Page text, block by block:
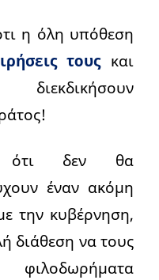
η όλη υπόθεση
τουςκαι
ότι δεν θα
έναν ακόμη
την κυβέρνηση,
διάθεση να τους
φιλοδωρήματα